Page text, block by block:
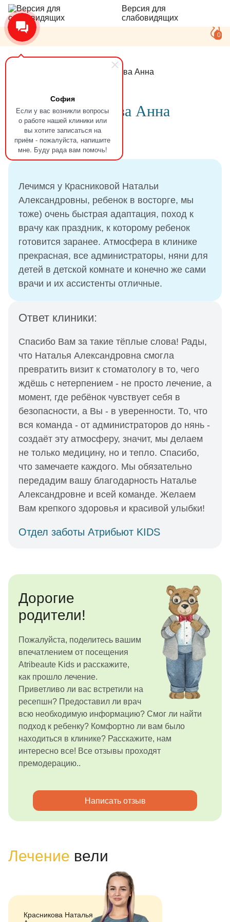
София
Если у вас возникли вопросы
о работе нашей клиники или
вы хотите записаться на
приём - пожалуйста, напишите
мне. Буду рада вам помочь!
Версия для
слабовидящих
0
Ермолаева Анна
ОтзывЕрмолаева Анна
26.01.2026
Лечимся у Красниковой Натальи
Александровны, ребенок в восторге, мы
тоже) очень быстрая адаптация, поход к
врачу как праздник, к которому ребенок
готовится заранее. Атмосфера в клинике
прекрасная, все администраторы, няни для
детей в детской комнате и конечно же сами
врачи и их ассистенты отличные.
Ответ клиники:
Спасибо Вам за такие тёплые слова! Рады,
что Наталья Александровна смогла
превратить визит к стоматологу в то, чего
ждёшь с нетерпением - не просто лечение, а
момент, где ребёнок чувствует себя в
безопасности, а Вы - в уверенности. То, что
вся команда - от администраторов до нянь -
создаёт эту атмосферу, значит, мы делаем
не только медицину, но и тепло. Спасибо,
что замечаете каждого. Мы обязательно
передадим вашу благодарность Наталье
Александровне и всей команде. Желаем
Вам крепкого здоровья и красивой улыбки!
Отдел заботы Атрибьют KIDS
Дорогие
родители!
Пожалуйста, поделитесь вашим
впечатлением от посещения
Atribeaute Kids и расскажите,
как прошло лечение.
Приветливо ли вас встретили на
ресепшн? Предоставил ли врач
всю необходимую информацию? Смог ли найти
подход к ребенку? Комфортно ли вам было
находиться в клинике? Расскажите, нам
интересно все! Все отзывы проходят
премодерацию..
Написать отзыв
Лечение вели
Красникова Наталья